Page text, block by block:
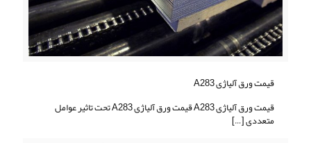
قیمت ورق آلیاژی A283
قیمت ورق آلیاژی A283 قیمت ورق آلیاژی A283 تحت تاثیر عوامل
متعددی[…]